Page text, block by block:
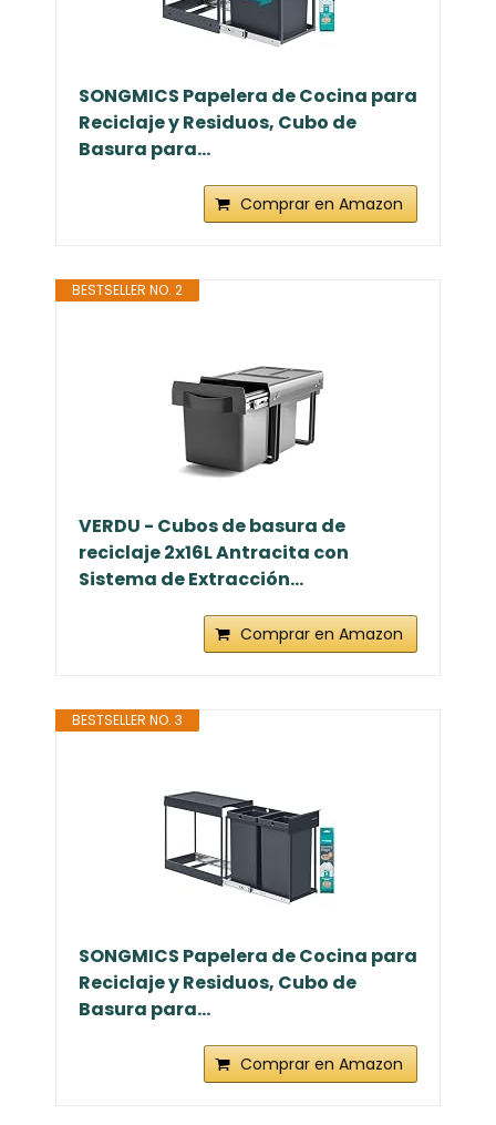
SONGMICS Papelera de Cocina para
Reciclaje y Residuos, Cubo de
Basura para...
Comprar en Amazon
BESTSELLER NO. 2
VERDU - Cubos de basura de
reciclaje 2x16L Antracita con
Sistema de Extracción...
Comprar en Amazon
BESTSELLER NO. 3
SONGMICS Papelera de Cocina para
Reciclaje y Residuos, Cubo de
Basura para...
Comprar en Amazon